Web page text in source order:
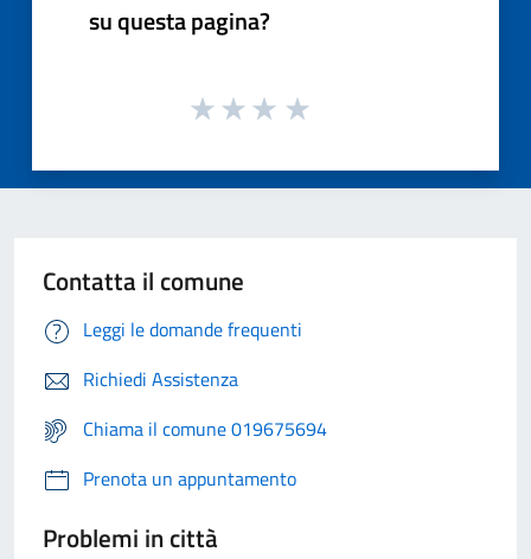
su questa pagina?
Contatta il comune
Leggi le domande frequenti
Richiedi Assistenza
Chiama il comune 019675694
Prenota un appuntamento
Problemi in città